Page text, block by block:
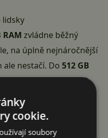
lidsky
RAM zvládne běžný
na úplně nejnáročnější
nestačí. Do 512 GB
fotek a k tomu klidně
místo. Baterie
díky68W nabíjení
pár desítek minut.
cookie.
soubory